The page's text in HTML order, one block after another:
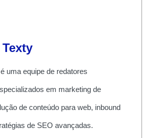
uma equipe de redatores
em marketing de
de conteúdo para web, inbound
de SEO avançadas.